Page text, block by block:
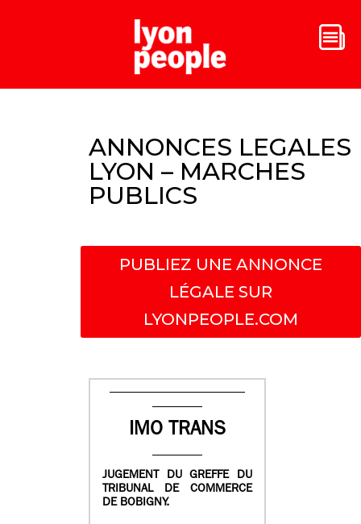
ANNONCES LEGALES
LYON – MARCHES
PUBLICS
PUBLIEZ UNE ANNONCE
LÉGALE SUR
LYONPEOPLE.COM
IMO TRANS
JUGEMENT DU GREFFE DU
TRIBUNAL DE COMMERCE
DE BOBIGNY.